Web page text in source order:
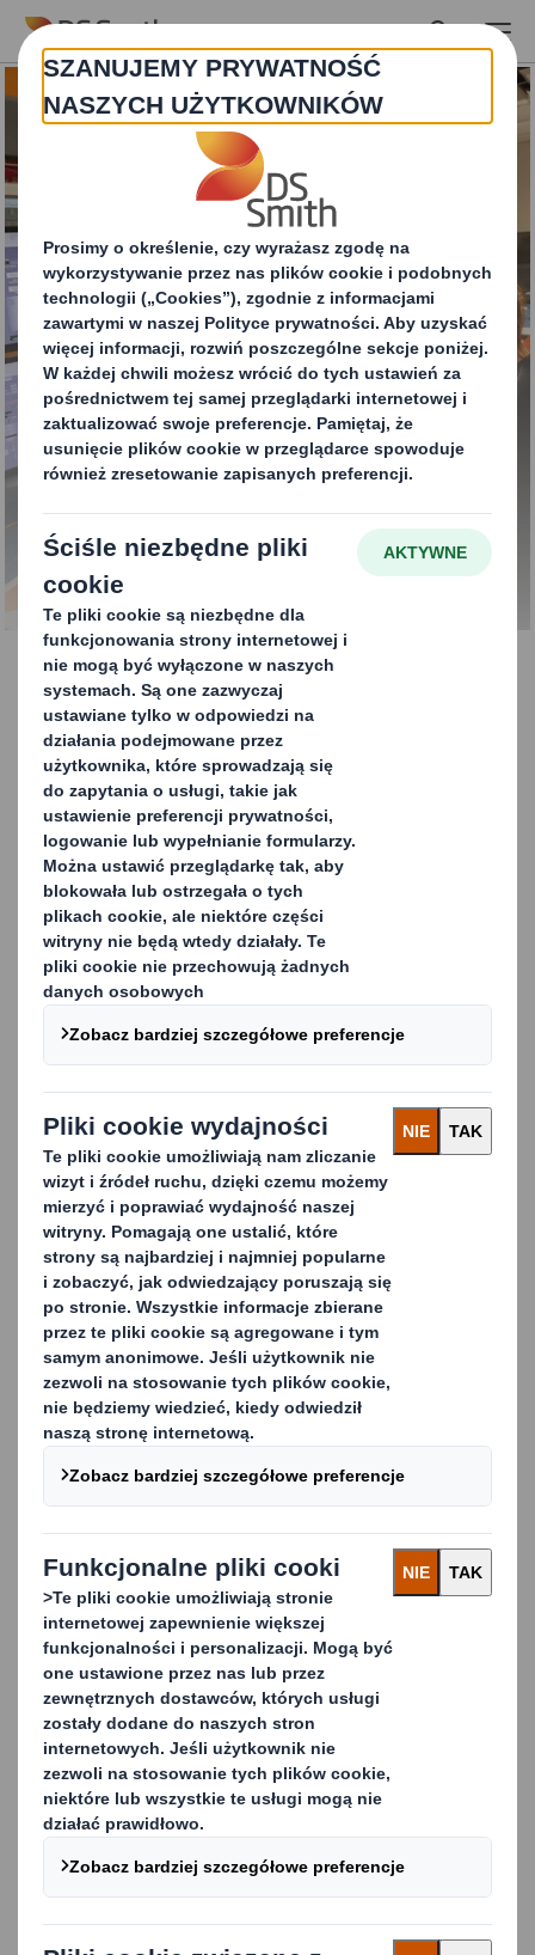
Skip to main content
Recykling i gospodarka
odpadami w produkcji
Odpady są kluczowym problemem dla
środowiska i stanowią istotny koszt dla
przedsiębiorstw produkcyjnych. W związku z
tym ważne jest, aby mieć zaufanego
partnera w zakresie recyklingu i gospodarki
odpadami.
SKONTAKTUJ SIĘ Z NAMI
DS Smith ma ponad 40 lat doświadczenia w pracy z
firmami produkcyjnymi w całej Europie, pomagając im
upraszczać procesy gospodarki odpadami i czerpać
korzyści z recyklingu.
Nie jesteśmy tylko firmą zajmującą się recyklingiem i
gospodarką odpadami — jesteśmy również firmą
produkcyjną. Należymy do grupy DS Smith Group
będącej największym w Europie producentem
zrównoważonych opakowań stosującym rozwiązania
z zakresu recyklingu i produkcji papieru.
Produkujemy ponad 2,9 mln ton papieru i ponad 16
mld opakowań rocznie.
Zbieramy opakowania tekturowe, a następnie
przetwarzamy je w nowe, które są wykorzystywane
w procesie produkcji opakowań. W ten sposób
tworzymy prawdziwe rozwiązanie recyklingu w
obiegu zamkniętym dla naszych klientów.
Oznacza to, że nie postrzegamy odpadów po prostu
jako odpady, lecz jako zasoby.
Zwiększanie świadomości
ekologicznej